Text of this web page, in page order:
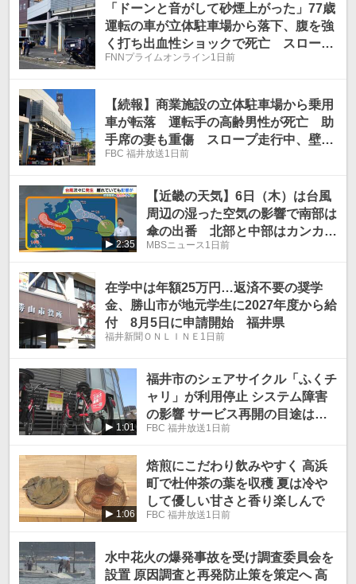
「ドーンと音がして砂煙上がった」77歳
運転の車が立体駐車場から落下、腹を強
く打ち出血性ショックで死亡 スロープ
の壁を突き破る
FNNプライムオンライン1日前
【続報】商業施設の立体駐車場から乗用
車が転落 運転手の高齢男性が死亡 助
手席の妻も重傷 スロープ走行中、壁に
衝突か
FBC 福井放送1日前
2:35
【近畿の天気】6日（木）は台風
周辺の湿った空気の影響で南部は
傘の出番 北部と中部はカンカン
照りの猛暑
MBSニュース 1日前
在学中は年額25万円…返済不要の奨学
金、勝山市が地元学生に2027年度から給
付 8月5日に申請開始 福井県
福井新聞ＯＮＬＩＮＥ 1日前
1:01
福井市のシェアサイクル「ふくチ
ャリ」が利用停止 システム障害
の影響 サービス再開の目途は立
たず
FBC 福井放送1日前
1:06
焙煎にこだわり飲みやすく 高浜
町で杜仲茶の葉を収穫 夏は冷や
して優しい甘さと香り楽しんで
FBC 福井放送1日前
水中花火の爆発事故を受け調査委員会を
設置 原因調査と再発防止策を策定へ 高